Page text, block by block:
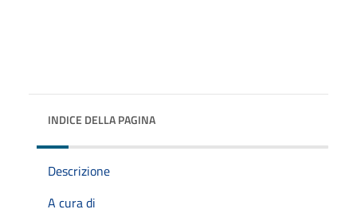
INDICE DELLA PAGINA
Descrizione
A cura di